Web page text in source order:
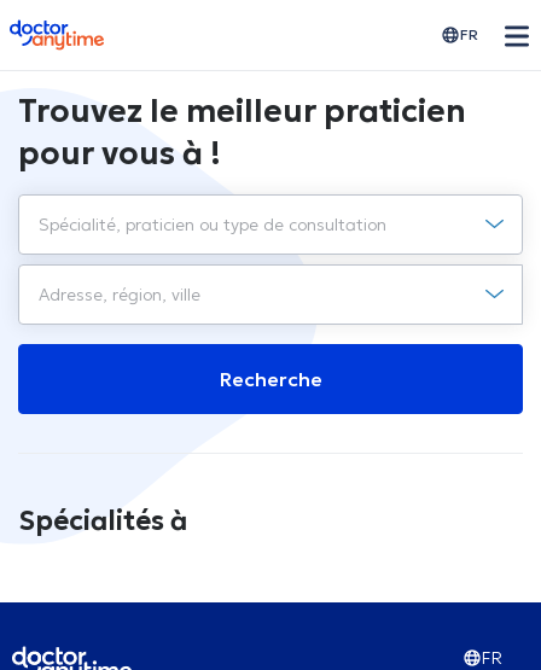
doctoranytime FR
Trouvez le meilleur praticien
pour vous à !
Recherche
Spécialités à
FR